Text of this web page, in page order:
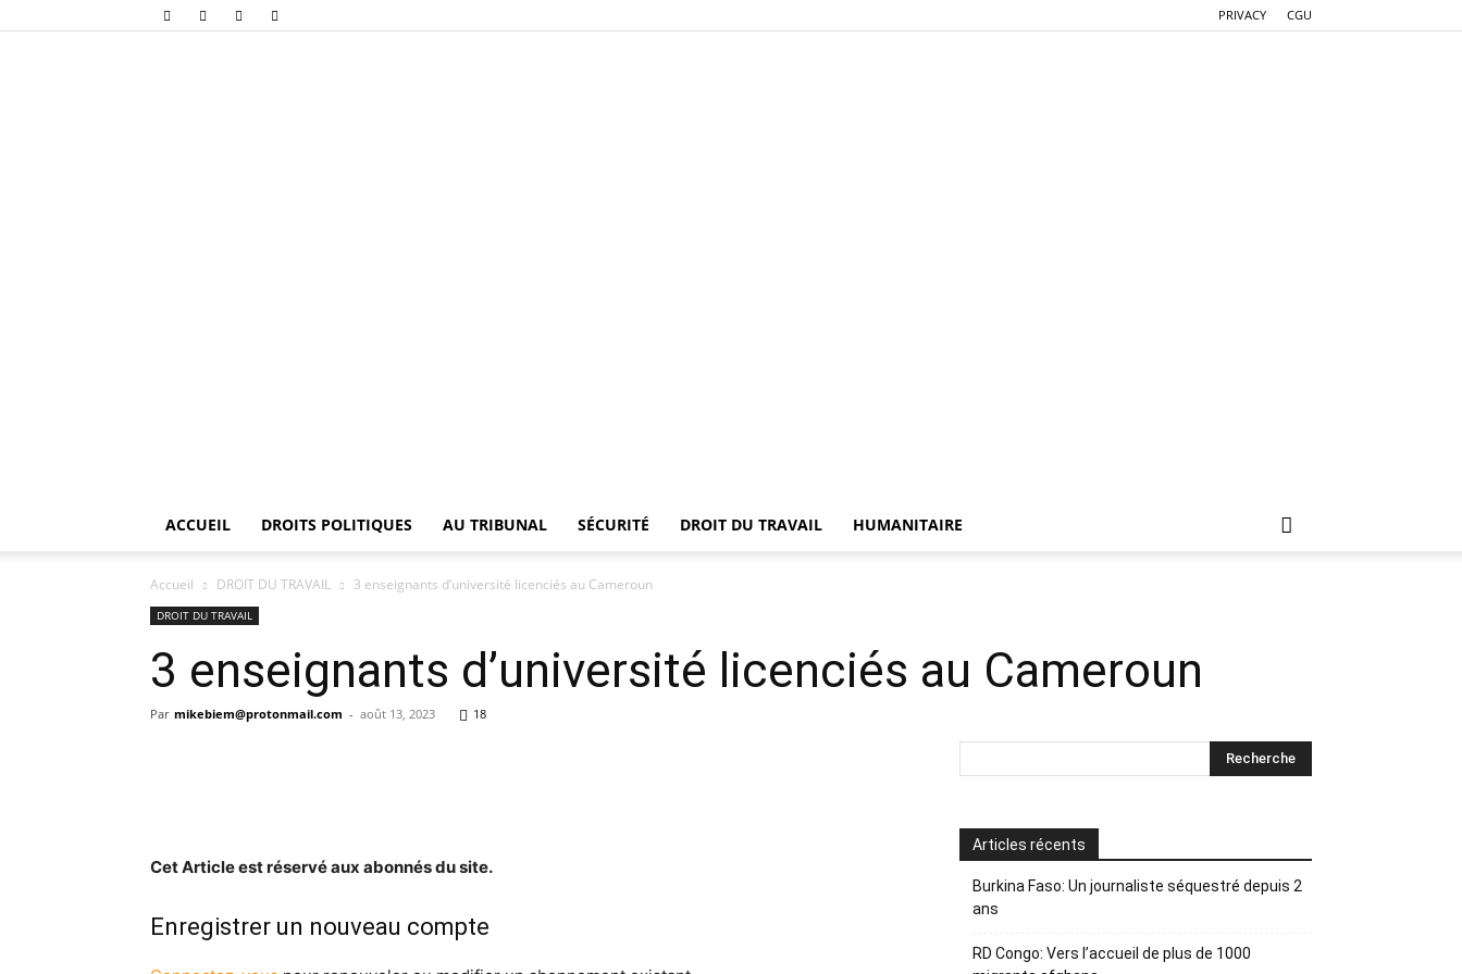
PRIVACY CGU
ACCUEIL DROITS POLITIQUES AU TRIBUNAL SÉCURITÉ DROIT DU TRAVAIL HUMANITAIRE
Accueil DROIT DU TRAVAIL 3 enseignants d’université licenciés au Cameroun
DROIT DU TRAVAIL
3 enseignants d’université licenciés au Cameroun
Par mikebiem@protonmail.com - août 13, 2023 18
Cet Article est réservé aux abonnés du site.
Enregistrer un nouveau compte
Articles récents
Burkina Faso: Un journaliste séquestré depuis 2
ans
RD Congo: Vers l’accueil de plus de 1000